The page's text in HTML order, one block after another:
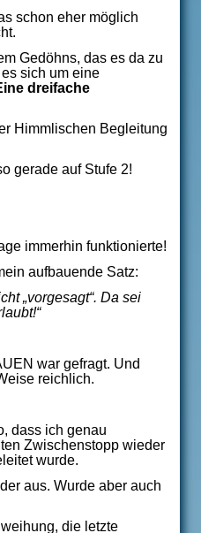
schon eher möglich
Gedöhns, das es da zu
sich um eine
dreifache
Himmlischen Begleitung
gerade auf Stufe 2!
immerhin funktionierte!
aufbauende Satz:
„vorgesagt“. Da sei
war gefragt. Und
reichlich.
dass ich genau
Zwischenstopp wieder
wurde.
aus. Wurde aber auch
die letzte